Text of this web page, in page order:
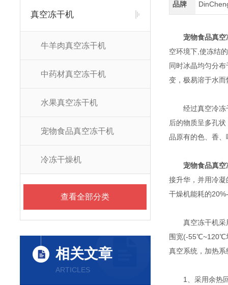
真空冻干机
牛羊肉真空冻干机
中药材真空冻干机
水果真空冻干机
宠物食品真空冻干机
冷冻干燥机
查看全部分类
相关文章
ARTICLES
品牌
宠物食品真
空环境下,使冻结
同时冰晶均匀分
变，极易溶于水
经过真空冷冻干
后的物质呈多孔
品原有的色、香
宠物食品真
接升华，并用冷
干燥机能耗的
真空冻干机采用
围宽(-55℃~120℃
真空系统，加热
1、采用余热回